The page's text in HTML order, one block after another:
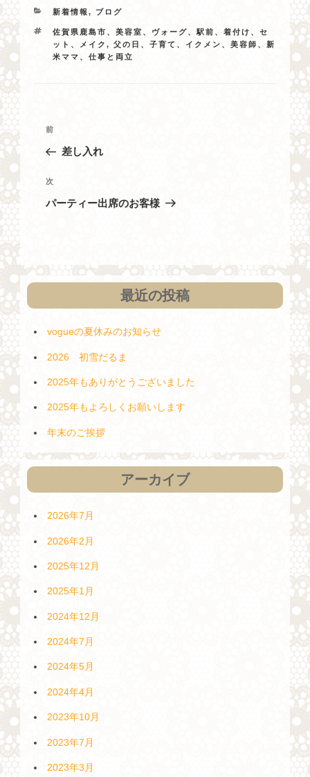
カ
ゴ
リ
ー
新着情報, ブログ
タ
グ
佐賀県鹿島市、美容室、ヴォーグ、駅前、着付け、セ
ット、メイク,父の日、子育て、イクメン、美容師、新
米ママ、仕事と両立
投
ビ
ゲ
ン
過
去
投
前
差し入れ
次
の
次
パーティー出席のお客様
最近の投稿
vogueの夏休みのお知らせ
2026 初雪だるま
2025年もありがとうございました
2025年もよろしくお願いします
年末のご挨拶
アーカイブ
2026年7月
2026年2月
2025年12月
2025年1月
2024年12月
2024年7月
2024年5月
2024年4月
2023年10月
2023年7月
2023年3月